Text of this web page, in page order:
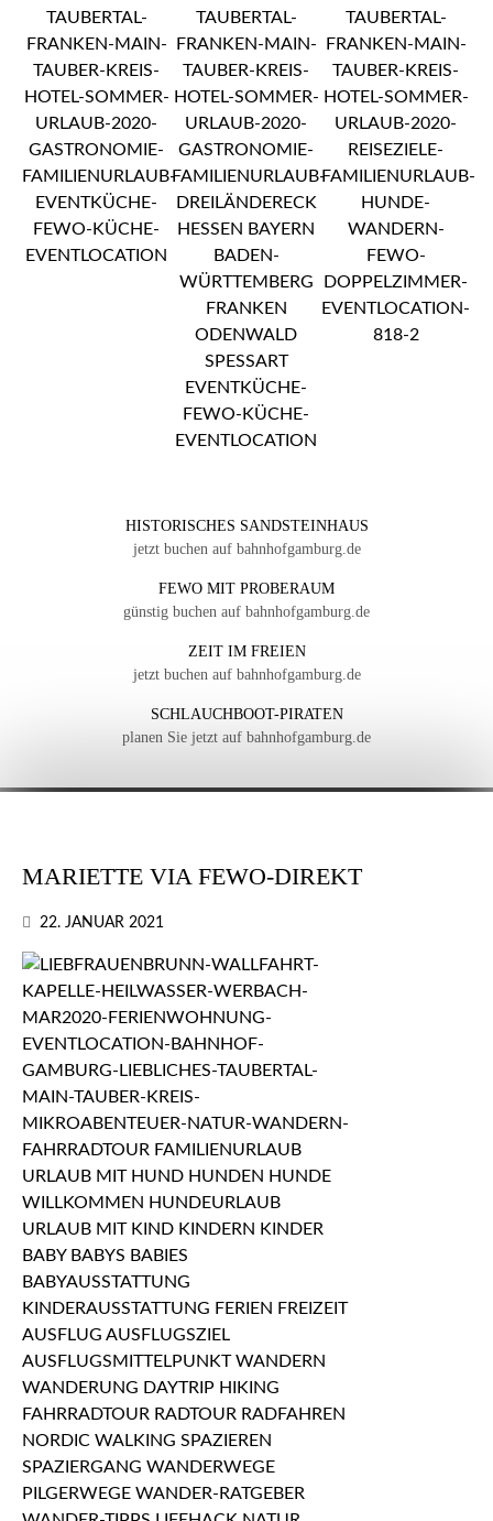
HISTORISCHES SANDSTEINHAUS
jetzt buchen auf bahnhofgamburg.de
FEWO MIT PROBERAUM
günstig buchen auf bahnhofgamburg.de
ZEIT IM FREIEN
jetzt buchen auf bahnhofgamburg.de
SCHLAUCHBOOT-PIRATEN
planen Sie jetzt auf bahnhofgamburg.de
MARIETTE VIA FEWO-DIREKT
22. JANUAR 2021